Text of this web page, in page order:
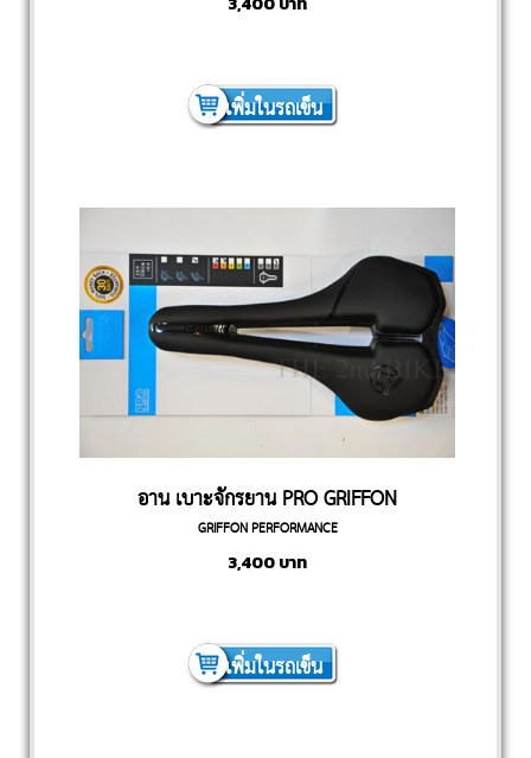
เพิ่มในรถเข็น
อาน เบาะจักรยาน PRO GRIFFON
PERFORMANCE
GRIFFON PERFORMANCE
3,400บาท
เพิ่มในรถเข็น